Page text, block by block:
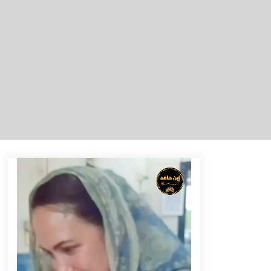
Perkuat Tata Kelola Pemerintahan
dan Pelayanan Publik, Bupati Barito
Utara Pimpin Kaji Tiru ke DIY
Agustus 4, 2026